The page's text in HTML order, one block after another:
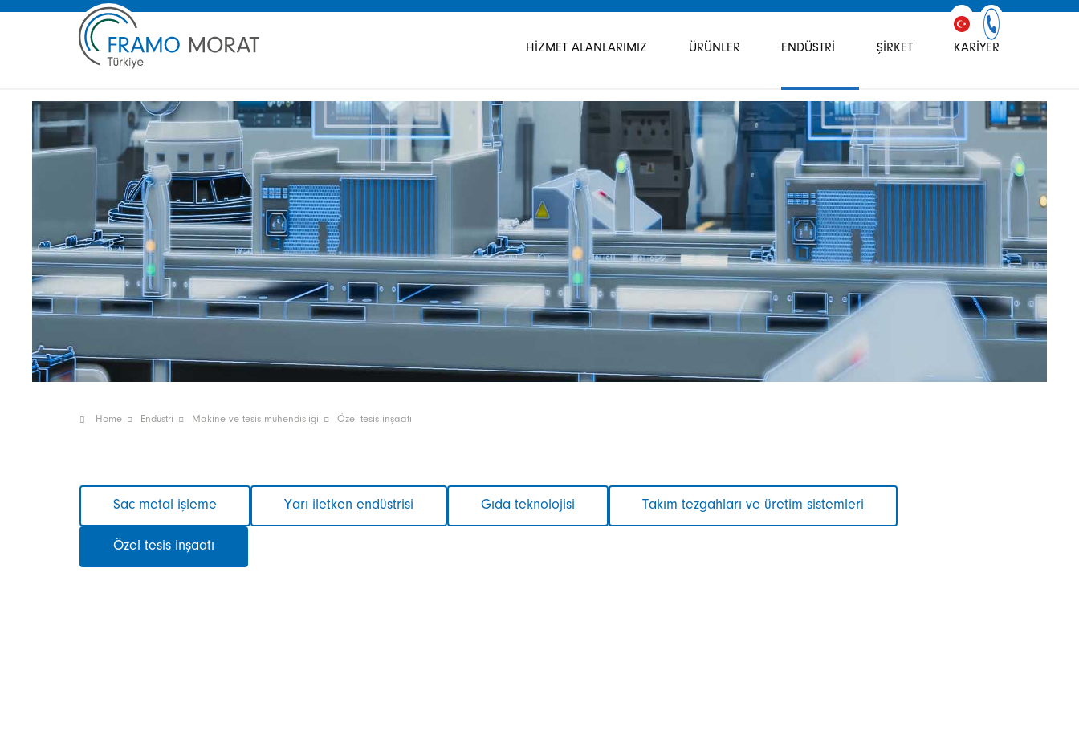
atla
HIZMET ALANLARIMIZ ÜRÜNLER ENDÜSTRI ŞIRKET KARIYER
Home Endüstri Makine ve tesis mühendisliği Özel tesis inşaatı
Sac metal işleme Yarı iletken endüstrisi Gıda teknolojisi Takım tezgahları ve üretim sistemleri
Özel tesis inşaatı